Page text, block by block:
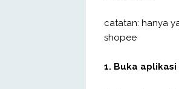
catatan: hanya
shopee
1. Buka aplikasi